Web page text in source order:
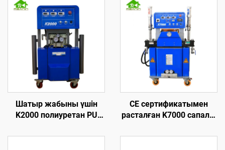
Шатыр жабыны үшін
K2000 полиуретан PU
жылуоқшаулау
CE сертификатымен
расталған K7000 сапалы
полиуретан және